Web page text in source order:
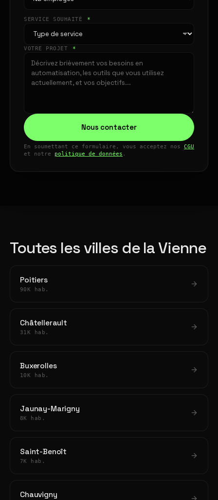
SERVICE SOUHAITÉ *
VOTRE PROJET *
Nous contacter
En soumettant ce formulaire, vous acceptez nos CGU
et notre politique de données .
Toutes les villes de la Vienne
Poitiers
90K hab.
Châtellerault
31K hab.
Buxerolles
10K hab.
Jaunay-Marigny
8K hab.
Saint-Benoît
7K hab.
Chauvigny